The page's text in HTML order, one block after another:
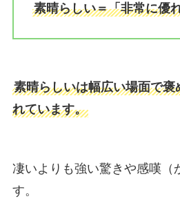
素晴らしい＝「非常に優
素晴らしいは幅広い場面で褒
れています。
凄いよりも強い驚きや感嘆（
す。